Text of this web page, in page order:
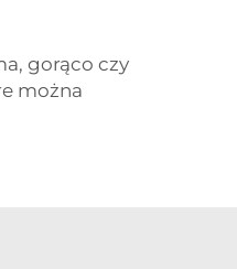
gorąco czy
można